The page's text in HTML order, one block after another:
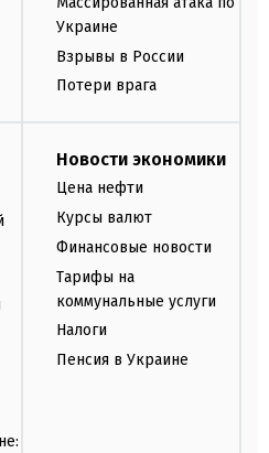
Украине
Взрывы в России
Потери врага
Новости экономики
Цена нефти
Курсы валют
Финансовые новости
Тарифы на
коммунальные услуги
Налоги
Пенсия в Украине